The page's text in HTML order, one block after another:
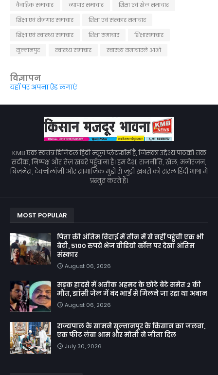
वैवाहिक समाचार
व्यापार समाचार
शिक्षा एवं खेल समाचार
शिक्षा एवं रोजगार समाचार
शिक्षा एवं संस्कार समाचार
शिक्षा एवं स्वास्थ्य समाचार
शिक्षा समाचार
शिक्षासमाचार
सुल्तानपुर
स्वास्थ्य समाचार स्वास्थ्य समाचारले आओ
विज्ञापन
यहाँ पर अपना ऐड लगाएं
KMB एक स्वतंत्र डिजिटल हिंदी न्यूज़ प्लेटफ़ॉर्म है, जिसका उद्देश्य पाठकों तक
सटीक, निष्पक्ष और तेज़ खबरें पहुँचाना है। हम देश, राजनीति, खेल, मनोरंजन,
बिज़नेस, टेक्नोलॉजी और सामाजिक मुद्दों से जुड़ी खबरों को सरल हिंदी भाषा में
प्रस्तुत करते हैं।
MOST POPULAR
पिता की अंतिम विदाई में तीन में से नहीं पहुंची एक भी
बेटी, 5100 रुपये भेज वीडियो कॉल पर देखा अंतिम
संस्कार
August 06, 2026
सड़क हादसे में अतीक अहमद के छोटे बेटे समेत 2 की
मौत, झांसी जेल में बंद भाई से मिलने जा रहा था अबान
August 06, 2026
राज्यपाल के सामने सुल्तानपुर के किसान का जलवा,
एक फीट लंबा आम और मोती ने जीता दिल
July 30, 2026